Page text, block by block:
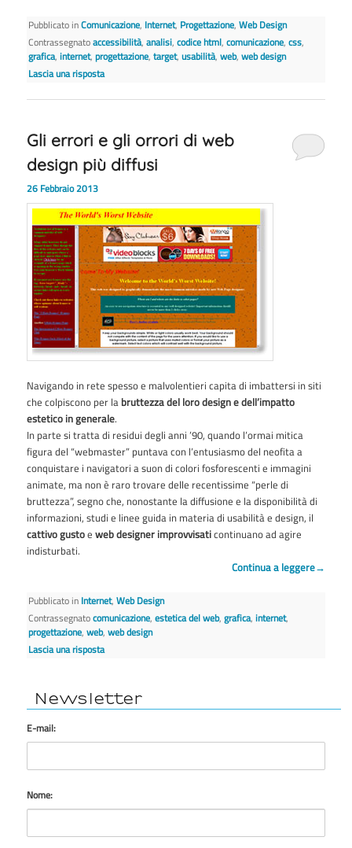
Pubblicato inComunicazione, Internet, Progettazione,Web Design
Contrassegnatoaccessibilità,analisi,codice html,comunicazione,css,
grafica,internet,progettazione,target,usabilità,web,web design
Lascia una risposta
Gli errori e gli orrori di web
design più diffusi
26 Febbraio 2013
Navigando in rete spesso e malvolentieri capita di imbattersi in siti
che colpiscono per labruttezza del loro design e dell’impatto
estetico in generale.
In parte si tratta di residui degli anni ’90, quando l’ormai mitica
figura del “webmaster” puntava con l’entusiasmo del neofita a
conquistare i navigatori a suon di colori fosforescenti e immagini
animate, ma non è raro trovare delle recentissime “perle di
bruttezza”, segno che, nonostante la diffusione e la disponibilità di
informazioni, studi e linee guida in materia di usabilità e design, il
cattivo gustoeweb designer improvvisaticontinuano ad agire
indisturbati.
Continua a leggere→
Pubblicato inInternet,Web Design
Contrassegnatocomunicazione,estetica del web,grafica,internet,
progettazione,web,web design
Lascia una risposta
Newsletter
E-mail:
Nome: